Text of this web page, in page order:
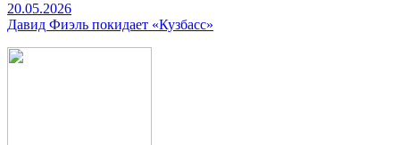
20.05.2026
Давид Фиэль покидает «Кузбасс»